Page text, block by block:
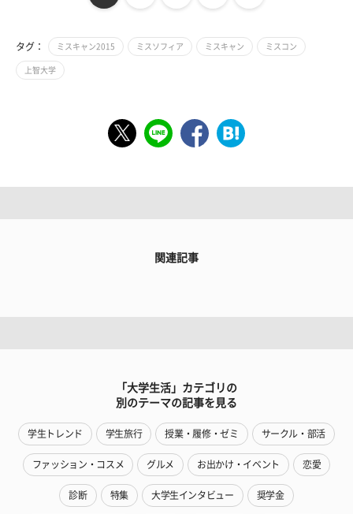
タグ： ミスキャン2015 ミスソフィア ミスキャン ミスコン
上智大学
関連記事
「大学生活」カテゴリの
別のテーマの記事を見る
学生トレンド 学生旅行 授業・履修・ゼミ サークル・部活
ファッション・コスメ グルメ お出かけ・イベント 恋愛
診断 特集 大学生インタビュー 奨学金